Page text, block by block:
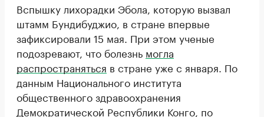
Вспышку лихорадки Эбола, которую вызвал
штамм Бундибуджио, в стране впервые
зафиксировали 15 мая. При этом ученые
подозревают, что болезнь могла
распространяться в стране уже с января. По
данным Национального института
общественного здравоохранения
Демократической Республики Конго, по